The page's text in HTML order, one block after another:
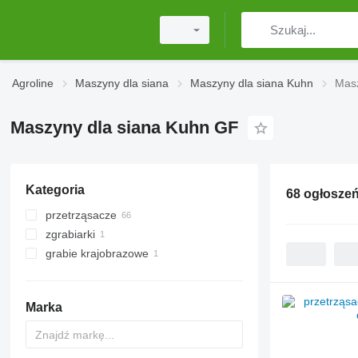
Agroline Maszyny dla siana Maszyny dla siana Kuhn
Maszyny dla siana Kuhn GF
Kategoria
przetrząsacze
zgrabiarki
grabie krajobrazowe
Marka
68